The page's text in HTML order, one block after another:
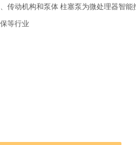
传动机构和泵体 柱塞泵为微处理器智
等行业